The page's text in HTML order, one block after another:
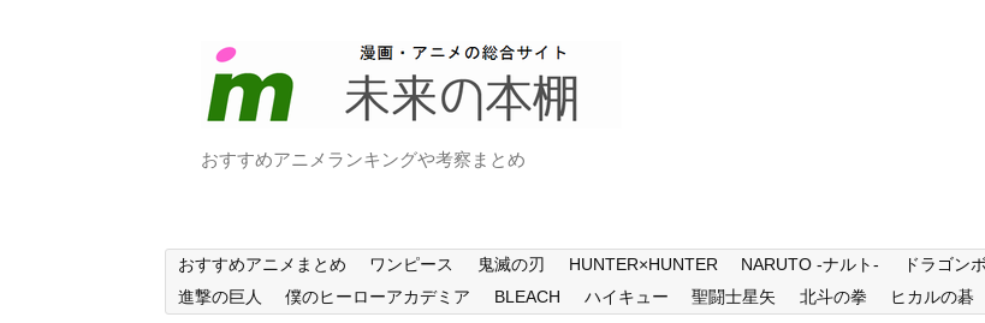
おすすめアニメランキングや考察まとめ
おすすめアニメまとめ ワンピース 鬼滅の刃 HUNTER×HUNTER NARUTO -ナルト- ドラゴン
進撃の巨人
僕のヒーローアカデミア BLEACH ハイキュー 聖闘士星矢 北斗の拳 ヒカルの碁